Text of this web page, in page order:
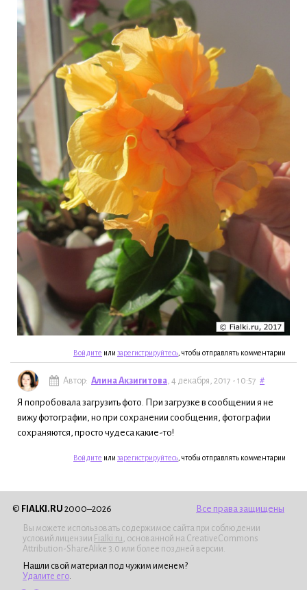
Войдите или зарегистрируйтесь , чтобы отправлять комментарии
Автор: Алина Акзигитова, 4 декабря, 2017 - 10:57 #
Я попробовала загрузить фото. При загрузке в сообщении я не
вижу фотографии, но при сохранении сообщения, фотографии
сохраняются, просто чудеса какие-то!
Войдите или зарегистрируйтесь , чтобы отправлять комментарии
© FIALKI.RU 2000–2026 Все права защищены
Вы можете использовать содержимое сайта при соблюдении
условий лицензии Fialki.ru, основанной на CreativeCommons
Attribution-ShareAlike 3.0 или более поздней версии.
Нашли свой материал под чужим именем?
Удалите его.